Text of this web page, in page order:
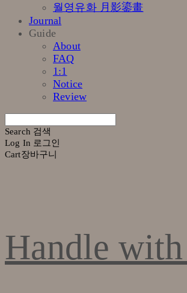
월영유화 月影鎏畫
Journal
Guide
About
FAQ
1:1
Notice
Review
Search 검색
Log In 로그인
Cart장바구니
Handle